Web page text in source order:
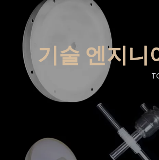
기술 엔지니